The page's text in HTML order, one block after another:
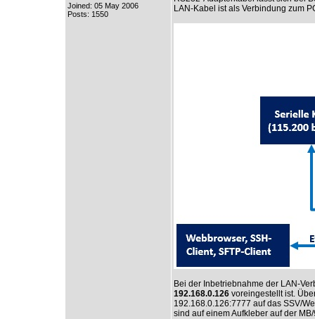
Joined: 05 May 2006
Posts: 1550
LAN-Kabel ist als Verbindung zum
Bei der Inbetriebnahme der LAN-
192.168.0.126 voreingestellt ist.
192.168.0.126:7777 auf das SSV/
sind auf einem Aufkleber auf der